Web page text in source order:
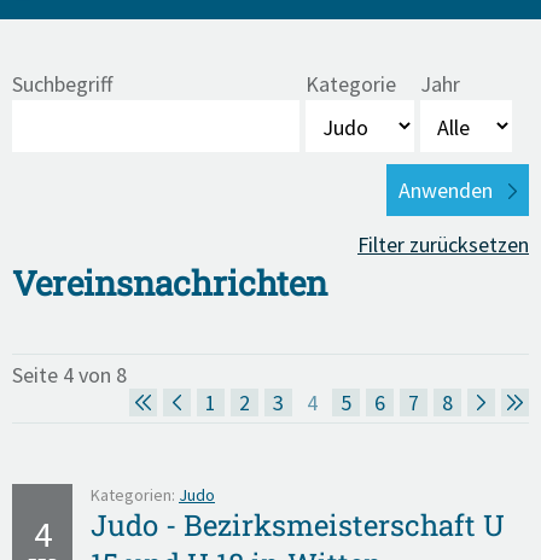
Suchbegriff Kategorie Jahr
Filter zurücksetzen
Vereinsnachrichten
Seite 4 von 8
1
2 3 4 5 6 7 8
4
Kategorien: Judo
Judo - Bezirksmeisterschaft U